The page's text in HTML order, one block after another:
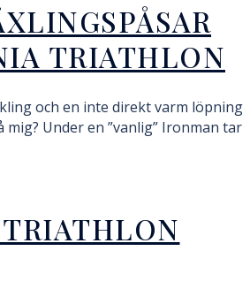
TRIATHLON
och en inte direkt varm löpning
mig? Under en ”vanlig” Ironman tar